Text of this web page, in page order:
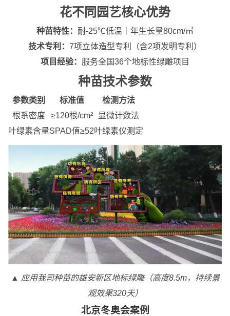
花不同园艺核心优势
种苗特性： 耐-25℃低温｜年生长量80cm/㎡
技术专利： 7项立体造型专利（含2项发明专利）
项目经验： 服务全国36个地标性绿雕项目
种苗技术参数
参数类别 标准值
检测方法
根系密度
≥120根/cm²
显微计数法
叶绿素含量SPAD值≥52叶绿素仪测定
▲ 应用我司种苗的雄安新区地标绿雕（高度8.5m，持续景
观效果320天）
北京冬奥会案例